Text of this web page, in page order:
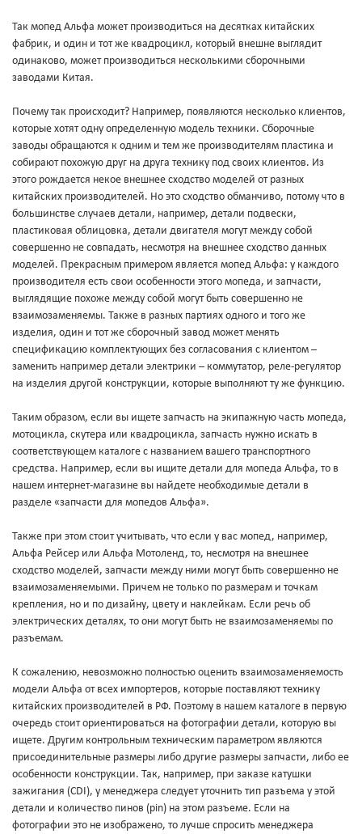
Так мопед Альфа может производиться на десятках китайских
фабрик, и один и тот же квадроцикл, который внешне выглядит
одинаково, может производиться несколькими сборочными
заводами Китая.
Почему так происходит? Например, появляются несколько клиентов,
которые хотят одну определенную модель техники. Сборочные
заводы обращаются к одним и тем же производителям пластика и
собирают похожую друг на друга технику под своих клиентов. Из
этого рождается некое внешнее сходство моделей от разных
китайских производителей. Но это сходство обманчиво, потому что в
большинстве случаев детали, например, детали подвески,
пластиковая облицовка, детали двигателя могут между собой
совершенно не совпадать, несмотря на внешнее сходство данных
моделей. Прекрасным примером является мопед Альфа: у каждого
производителя есть свои особенности этого мопеда, и запчасти,
выглядящие похоже между собой могут быть совершенно не
взаимозаменяемы. Также в разных партиях одного и того же
изделия, один и тот же сборочный завод может менять
спецификацию комплектующих без согласования с клиентом –
заменить например детали электрики – коммутатор, реле-регулятор
на изделия другой конструкции, которые выполняют ту же функцию.
Таким образом, если вы ищете запчасть на экипажную часть мопеда,
мотоцикла, скутера или квадроцикла, запчасть нужно искать в
соответствующем каталоге с названием вашего транспортного
средства. Например, если вы ищите детали для мопеда Альфа, то в
нашем интернет-магазине вы найдете необходимые детали в
разделе «запчасти для мопедов Альфа».
Также при этом стоит учитывать, что если у вас мопед, например,
Альфа Рейсер или Альфа Мотоленд, то, несмотря на внешнее
сходство моделей, запчасти между ними могут быть совершенно не
взаимозаменяемыми. Причем не только по размерам и точкам
крепления, но и по дизайну, цвету и наклейкам. Если речь об
электрических деталях, то они могут быть не взаимозаменяемы по
разъемам.
К сожалению, невозможно полностью оценить взаимозаменяемость
модели Альфа от всех импортеров, которые поставляют технику
китайских производителей в РФ. Поэтому в нашем каталоге в первую
очередь стоит ориентироваться на фотографии детали, которую вы
ищете. Другим контрольным техническим параметром являются
присоединительные размеры либо другие размеры запчасти, либо ее
особенности конструкции. Так, например, при заказе катушки
зажигания (CDI), у менеджера следует уточнить тип разъема у этой
детали и количество пинов (pin) на этом разъеме. Если на
фотографии это не изображено, то лучше спросить менеджера